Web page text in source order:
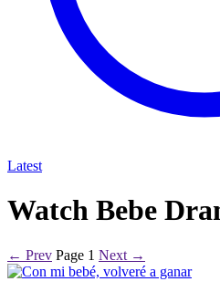
Latest
Watch Bebe
← Prev Page 1 Next →